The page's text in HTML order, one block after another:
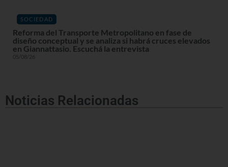
SOCIEDAD
Reforma del Transporte Metropolitano en fase de
diseño conceptual y se analiza si habrá cruces elevados
en Giannattasio. Escuchá la entrevista
05/08/26
Noticias Relacionadas